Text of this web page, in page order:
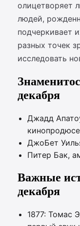
олицетворяет
людей,
подчеркивает
разных точек
исследовать
декабря
Джадд
ДжоБет
Питер Бак,
Важные
декабря
1877: Томас